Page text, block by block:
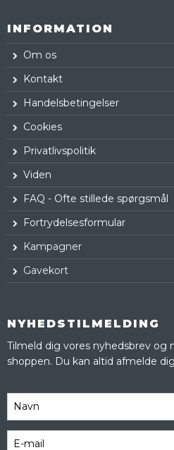
INFORMATION
Om os
Kontakt
Handelsbetingelser
Cookies
Privatlivspolitik
Viden
FAQ - Ofte stillede spørgsmål
Fortrydelsesformular
Kampagner
Gavekort
NYHEDSTILMELDING
Tilmeld dig vores nyhedsbrev
shoppen. Du kan altid afmelde